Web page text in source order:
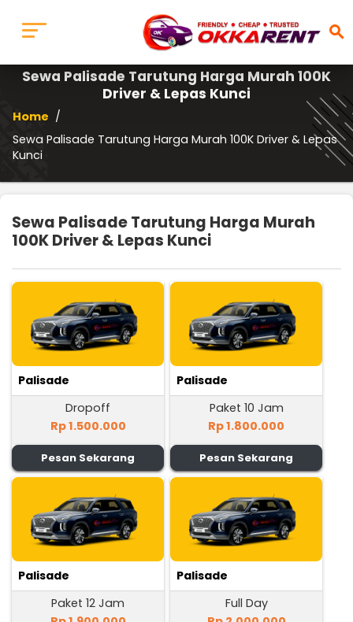
search
Sewa Palisade Tarutung Harga Murah 100K
Driver & Lepas Kunci
Home /
Sewa Palisade Tarutung Harga Murah 100K Driver & Lepas
Kunci
Sewa Palisade Tarutung Harga Murah
100K Driver & Lepas Kunci
Palisade
Dropoff
Rp 1.500.000
Pesan Sekarang
Palisade
Paket 10 Jam
Rp 1.800.000
Pesan Sekarang
Palisade
Paket 12 Jam
Palisade
Full Day